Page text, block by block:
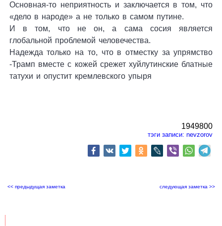
Основная-то неприятность и заключается в том, что
«дело в народе» а не только в самом путине.
И в том, что не он, а сама сосия является
глобальной проблемой человечества.
Надежда только на то, что в отместку за упрямство
-Трамп вместе с кожей срежет хуйлутинские блатные
татухи и опустит кремлевского упыря
1949800
тэги записи: nevzorov
<< предыдущая заметка следующая заметка >>